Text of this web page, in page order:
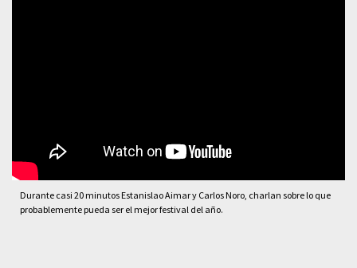
Durante casi 20 minutos Estanislao Aimar y Carlos Noro, charlan sobre lo que
probablemente pueda ser el mejor festival del año.